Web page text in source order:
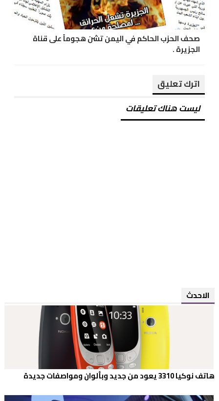
صحف الحزب الحاكم في اليمن تشن هجوماً على قناة
الجزيرة .
اترك تعليق
ليست هناك تعليقات
الاحدث
هاتف نوكيا 3310 يعود من جديد وبألوان ومواصفات جديدة